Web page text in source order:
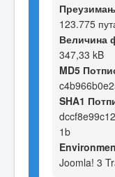
123.775
Величина
347,33 kB
MD5
SHA1
1b
Joomla! 3